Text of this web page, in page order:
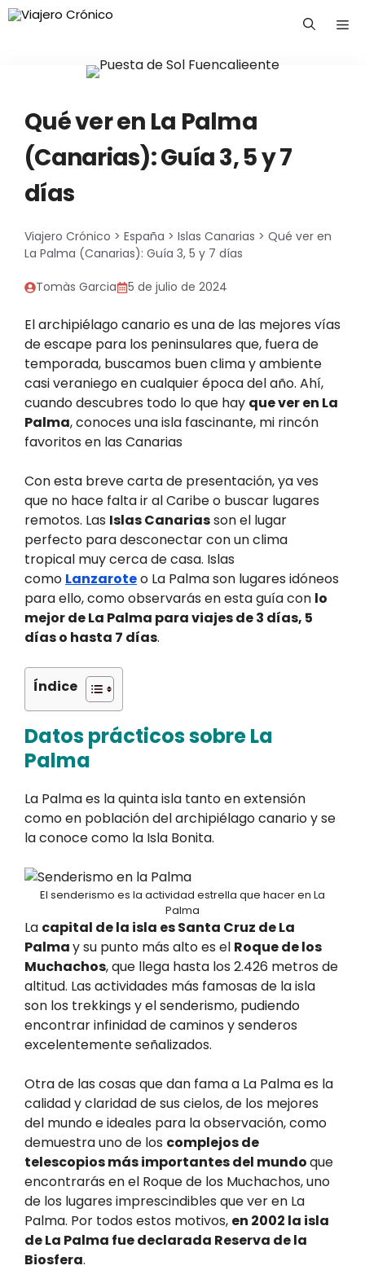
Saltar
Qué ver en La Palma
(Canarias): Guía 3, 5 y 7
días
Viajero Crónico > España > Islas Canarias > Qué ver en
La Palma (Canarias): Guía 3, 5 y 7 días
Tomàs Garcia 5 de julio de 2024
El archipiélago canario es una de las mejores vías
de escape para los peninsulares que, fuera de
temporada, buscamos buen clima y ambiente
casi veraniego en cualquier época del año. Ahí,
cuando descubres todo lo que hay que ver en La
Palma, conoces una isla fascinante, mi rincón
favoritos en las Canarias
Con esta breve carta de presentación, ya ves
que no hace falta ir al Caribe o buscar lugares
remotos. Las Islas Canariasson el lugar
perfecto para desconectar con un clima
tropical muy cerca de casa. Islas
como Lanzaroteo La Palma son lugares idóneos
para ello, como observarás en esta guía con lo
mejor de La Palma para viajes de 3 días, 5
días o hasta 7 días.
Índice
Datos prácticos sobre La
Palma
La Palma es la quinta isla tanto en extensión
como en población del archipiélago canario y se
la conoce como la Isla Bonita.
El senderismo es la actividad estrella que hacer en La
Palma
La capital de la isla es Santa Cruz de La
Palmay su punto más alto es el Roque de los
Muchachos, que llega hasta los 2.426 metros de
altitud. Las actividades más famosas de la isla
son los trekkings y el senderismo, pudiendo
encontrar infinidad de caminos y senderos
excelentemente señalizados.
Otra de las cosas que dan fama a La Palma es la
calidad y claridad de sus cielos, de los mejores
del mundo e ideales para la observación, como
demuestra uno de los complejos de
telescopios más importantes del mundoque
encontrarás en el Roque de los Muchachos, uno
de los lugares imprescindibles que ver en La
Palma. Por todos estos motivos, en 2002 la isla
de La Palma fue declarada Reserva de la
Biosfera.